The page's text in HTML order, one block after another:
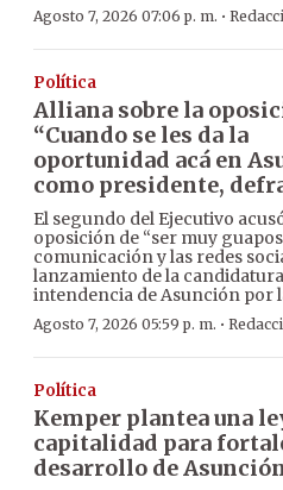
Agosto 7, 2026 07:06 p. m. ·
Política
Alliana sobre la
“Cuando se les da la
oportunidad acá en
como presidente,
El segundo del Ejecutivo
oposición de “ser muy
comunicación y las redes
lanzamiento de la
intendencia de Asunción por
Agosto 7, 2026 05:59 p. m. ·
Política
Kemper plantea una
capitalidad para
desarrollo de